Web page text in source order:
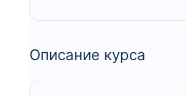
Описание курса